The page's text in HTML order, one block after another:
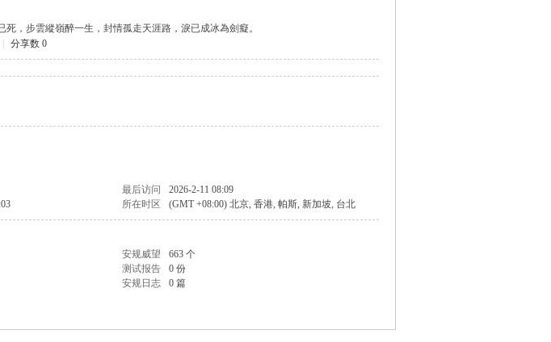
，步雲縱嶺醉一生，封情孤走天涯路，淚已成冰為劍癡。
分享数 0
最后访问
2026-2-11 08:09
所在时区 (GMT +08:00) 北京, 香港, 帕斯, 新加坡, 台北
安规威望
663 个
测试报告
0 份
安规日志
0 篇